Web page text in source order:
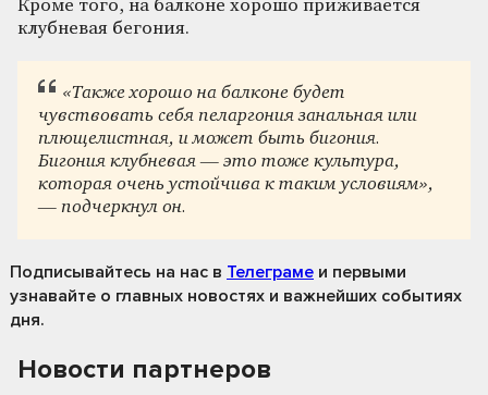
Кроме того, на балконе хорошо приживается
клубневая бегония.
«Также хорошо на балконе будет
чувствовать себя пеларгония занальная или
плющелистная, и может быть бигония.
Бигония клубневая — это тоже культура,
которая очень устойчива к таким условиям»,
— подчеркнул он.
Подписывайтесь на нас в Телеграме и первыми
узнавайте о главных новостях и важнейших событиях
дня.
Новости партнеров